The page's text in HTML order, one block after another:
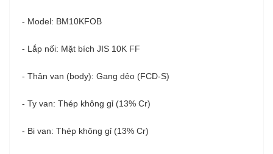
- Model: BM10KFOB
- Lắp nối: Mặt bích JIS 10K FF
- Thân van (body): Gang dẻo (FCD-S)
- Ty van: Thép không gỉ (13% Cr)
- Bi van: Thép không gỉ (13% Cr)